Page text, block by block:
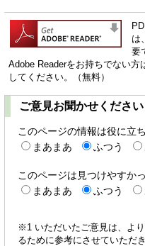
は
要
Adobe Readerをお持ちでない
してください。（無料）
ご意見お聞かせください
このページの情報は役に立
まあまあ
ふつう
このページは見つけやすか
まあまあ
ふつう
※1 いただいたご意見は、よ
るために参考にさせていただ